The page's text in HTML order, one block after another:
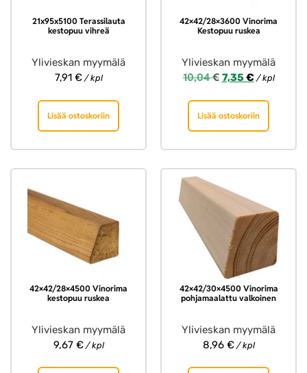
21x95x5100 Terassilauta
kestopuu vihreä
Ylivieskan myymälä
7,91 €/ kpl
Lisää ostoskoriin
42×42/28×3600 Vinorima
Kestopuu ruskea
Ylivieskan myymälä
10,04€ 7,35€ / kpl
Lisää ostoskoriin
42×42/28×4500 Vinorima
kestopuu ruskea
Ylivieskan myymälä
9,67 €/ kpl
42×42/30×4500 Vinorima
pohjamaalattu valkoinen
Ylivieskan myymälä
8,96 €/ kpl